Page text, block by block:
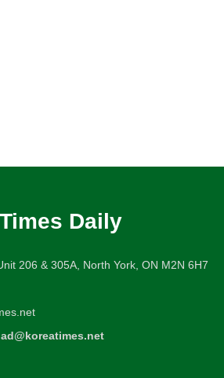
Daily
206 & 305A, North York, ON M2N 6H7
ad@koreatimes.net